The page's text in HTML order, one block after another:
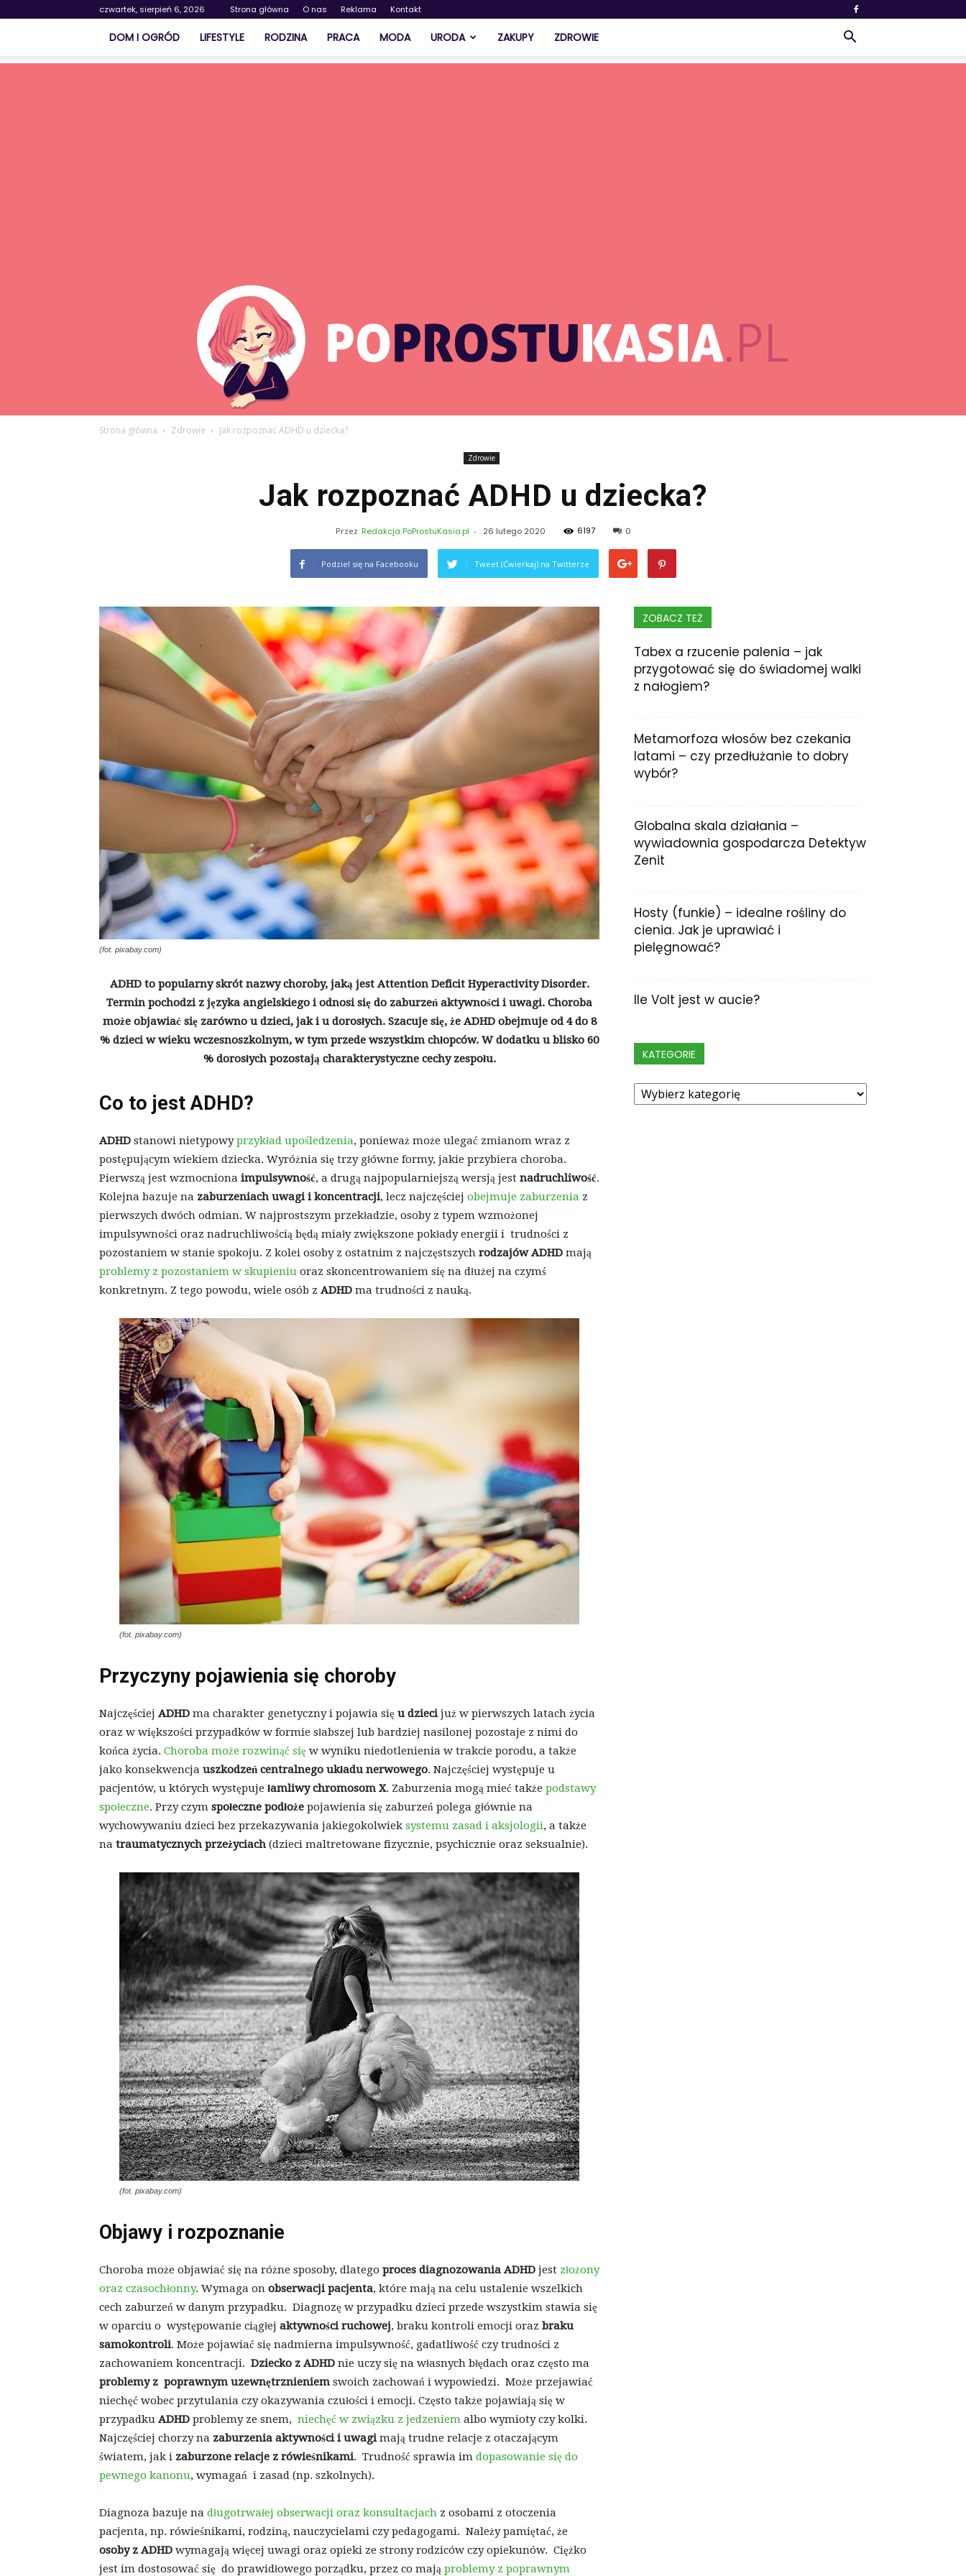
czwartek, sierpień 6, 2026 Strona główna O nas Reklama Kontakt
DOM I OGRÓD LIFESTYLE RODZINA PRACA MODA URODA ZAKUPY ZDROWIE
Strona główna Zdrowie Jak rozpoznać ADHD u dziecka?
Zdrowie
Jak rozpoznać ADHD u dziecka?
Przez Redakcja PoProstuKasia.pl - 26 lutego 2020 6197 0
Podziel się na Facebooku Tweet (Ćwierkaj) na Twitterze
(fot. pixabay.com)
ADHD to popularny skrót nazwy choroby, jaką jest Attention Deficit Hyperactivity Disorder.
Termin pochodzi z języka angielskiego i odnosi się do zaburzeń aktywności i uwagi. Choroba
może objawiać się zarówno u dzieci, jak i u dorosłych. Szacuje się, że ADHD obejmuje od 4 do 8
% dzieci w wieku wczesnoszkolnym, w tym przede wszystkim chłopców. W dodatku u blisko 60
% dorosłych pozostają charakterystyczne cechy zespołu.
Co to jest ADHD?
ADHD stanowi nietypowyprzykład upośledzenia, ponieważ może ulegać zmianom wraz z
postępującym wiekiem dziecka. Wyróżnia się trzy główne formy, jakie przybiera choroba.
Pierwszą jest wzmocniona impulsywność, a drugą najpopularniejszą wersją jest nadruchliwość.
Kolejna bazuje na zaburzeniach uwagi i koncentracji, lecz najczęściej obejmuje zaburzenia z
pierwszych dwóch odmian. W najprostszym przekładzie, osoby z typem wzmożonej
impulsywności oraz nadruchliwością będą miały zwiększone pokłady energii i trudności z
pozostaniem w stanie spokoju. Z kolei osoby z ostatnim z najczęstszych rodzajów ADHD mają
problemy z pozostaniem w skupieniu oraz skoncentrowaniem się na dłużej na czymś
konkretnym. Z tego powodu, wiele osób z ADHD ma trudności z nauką.
(fot. pixabay.com)
Przyczyny pojawienia się choroby
Najczęściej ADHD ma charakter genetyczny i pojawia się u dziecijuż w pierwszych latach życia
oraz w większości przypadków w formie słabszej lub bardziej nasilonej pozostaje z nimi do
końca życia. Choroba może rozwinąć się w wyniku niedotlenienia w trakcie porodu, a także
jako konsekwencja uszkodzeń centralnego układu nerwowego. Najczęściej występuje u
pacjentów, u których występuje łamliwy chromosom X. Zaburzenia mogą mieć także podstawy
społeczne. Przy czym społeczne podłoże pojawienia się zaburzeń polega głównie na
wychowywaniu dzieci bez przekazywania jakiegokolwiek systemu zasad i aksjologii, a także
na traumatycznych przeżyciach (dzieci maltretowane fizycznie, psychicznie oraz seksualnie).
(fot. pixabay.com)
Objawy i rozpoznanie
Choroba może objawiać się na różne sposoby, dlatego proces diagnozowania ADHD jest złożony
oraz czasochłonny. Wymaga on obserwacji pacjenta, które mają na celu ustalenie wszelkich
cech zaburzeń w danym przypadku. Diagnozę w przypadku dzieci przede wszystkim stawia się
w oparciu o występowanie ciągłej aktywności ruchowej, braku kontroli emocji oraz braku
samokontroli. Może pojawiać się nadmierna impulsywność, gadatliwość czy trudności z
zachowaniem koncentracji. Dziecko z ADHD nie uczy się na własnych błędach oraz często ma
problemy z poprawnym uzewnętrznieniem swoich zachowań i wypowiedzi. Może przejawiać
niechęć wobec przytulania czy okazywania czułości i emocji. Często także pojawiają się w
przypadku ADHD problemy ze snem, niechęć w związku z jedzeniem albo wymioty czy kolki.
Najczęściej chorzy na zaburzenia aktywności i uwagimają trudne relacje z otaczającym
światem, jak i zaburzone relacje z rówieśnikami. Trudność sprawia im dopasowanie się do
pewnego kanonu, wymagań i zasad (np. szkolnych).
Diagnoza bazuje na długotrwałej obserwacji oraz konsultacjach z osobami z otoczenia
pacjenta, np. rówieśnikami, rodziną, nauczycielami czy pedagogami. Należy pamiętać, że
osoby z ADHD wymagają więcej uwagi oraz opieki ze strony rodziców czy opiekunów. Ciężko
jest im dostosować się do prawidłowego porządku, przez co mają problemy z poprawnym
ZOBACZ TEŻ
Tabex a rzucenie palenia – jak
przygotować się do świadomej walki
z nałogiem?
Metamorfoza włosów bez czekania
latami – czy przedłużanie to dobry
wybór?
Globalna skala działania –
wywiadownia gospodarcza Detektyw
Zenit
Hosty (funkie) – idealne rośliny do
cienia. Jak je uprawiać i
pielęgnować?
Ile Volt jest w aucie?
KATEGORIE
Kategorie